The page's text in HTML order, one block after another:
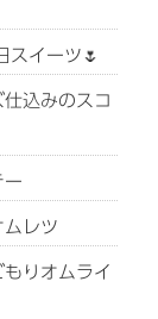
スイーツ🌷
込みのスコ
ー
ムレツ
りオムライ